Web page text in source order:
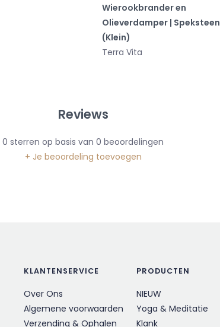
Wierookbrander en
Olieverdamper | Speksteen
(Klein)
Terra Vita
Reviews
0 sterren op basis van 0 beoordelingen
+ Je beoordeling toevoegen
KLANTENSERVICE
Over Ons
Algemene voorwaarden
Verzending & Ophalen
PRODUCTEN
NIEUW
Yoga & Meditatie
Klank